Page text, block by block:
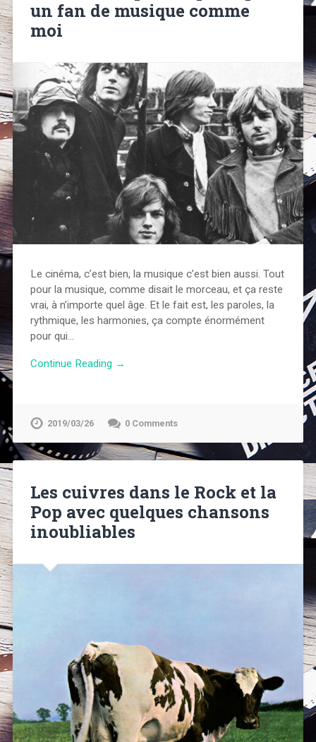
un fan de musique comme
moi
Le cinéma, c’est bien, la musique c’est bien aussi. Tout
pour la musique, comme disait le morceau, et ça reste
vrai, à n’importe quel âge. Et le fait est, les paroles, la
rythmique, les harmonies, ça compte énormément
pour qui…
Continue Reading →
2019/03/26 0 Comments
Les cuivres dans le Rock et la
Pop avec quelques chansons
inoubliables